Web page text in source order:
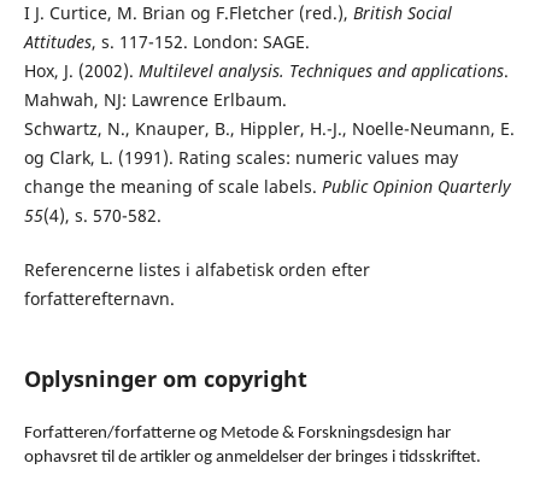
I J. Curtice, M. Brian og F.Fletcher (red.), British Social
Attitudes, s. 117-152. London: SAGE.
Hox, J. (2002). Multilevel analysis. Techniques and applications.
Mahwah, NJ: Lawrence Erlbaum.
Schwartz, N., Knauper, B., Hippler, H.-J., Noelle-Neumann, E.
og Clark, L. (1991). Rating scales: numeric values may
change the meaning of scale labels. Public Opinion Quarterly
55(4), s. 570-582.
Referencerne listes i alfabetisk orden efter
forfatterefternavn.
Oplysninger om copyright
Forfatteren/forfatterne og Metode & Forskningsdesign har
ophavsret til de artikler og anmeldelser der bringes i tidsskriftet.